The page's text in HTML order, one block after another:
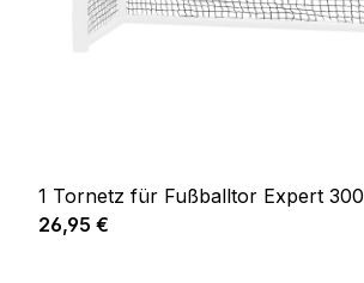
1 Tornetz für Fußballtor Expert 300
Prix régulier :
26,95 €